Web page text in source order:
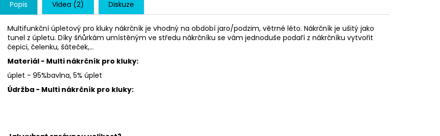
Popis Videa (2) Diskuze
Multifunkční úpletový pro kluky nákrčník je vhodný na období jaro/podzim, větrné léto. Nákrčník je ušitý jako
tunel z úpletu. Díky šňůrkám umístěným ve středu nákrčníku se vám jednoduše podaří z nákrčníku vytvořit
čepici, čelenku, šáteček,...
Materiál - Multi nákrčník pro kluky:
úplet - 95%bavlna, 5% úplet
Údržba - Multi nákrčník pro kluky: